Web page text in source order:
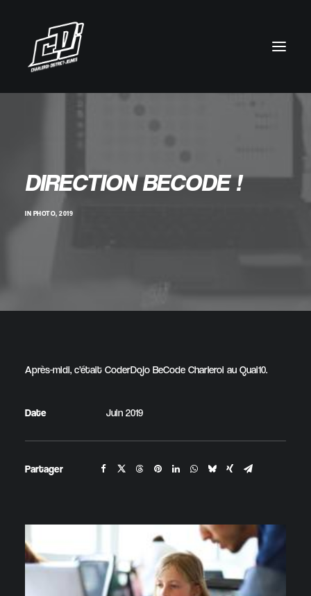
DIRECTION BECODE !
IN PHOTO, 2019
Après-midi, c’était CoderDojo BeCode Charleroi au Quai10.
Date Juin 2019
Partager